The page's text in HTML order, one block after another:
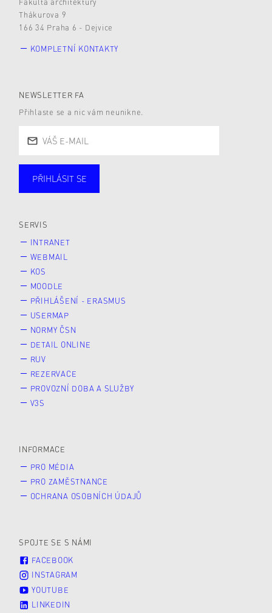
Thákurova 9
166 34 Praha 6 - Dejvice
KOMPLETNÍ KONTAKTY
NEWSLETTER FA
Přihlaste se a nic vám neunikne.
Studující
PŘIHLÁSIT SE
SERVIS
INTRANET
WEBMAIL
KOS
MOODLE
PŘIHLÁŠENÍ - ERASMUS
USERMAP
NORMY ČSN
DETAIL ONLINE
RUV
REZERVACE
PROVOZNÍ DOBA A SLUŽBY
V3S
INFORMACE
PRO MÉDIA
PRO ZAMĚSTNANCE
OCHRANA OSOBNÍCH ÚDAJŮ
SPOJTE SE S NÁMI
FACEBOOK
INSTAGRAM
YOUTUBE
LINKEDIN